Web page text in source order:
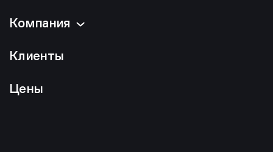
Компания
Клиенты
Цены